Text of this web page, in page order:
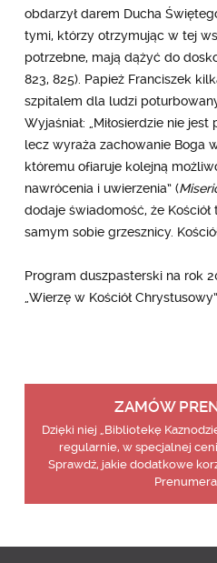
obdarzył darem Ducha
tymi, którzy otrzymując w tej
potrzebne, mają dążyć do
823, 825). Papież Franciszek
szpitalem dla ludzi
Wyjaśniał: „Miłosierdzie nie
lecz wyraża zachowanie Boga
któremu ofiaruje kolejną
nawrócenia i uwierzenia” (
dodaje świadomość, że
samym sobie grzesznicy.
Program duszpasterski na rok
„Wierzę w Kościół Chrystusowy”
ZAMÓW
Dzięki niej „Bibliotekę
regularnie, w specjalnej
Sprawdź, jakie dodatkowe